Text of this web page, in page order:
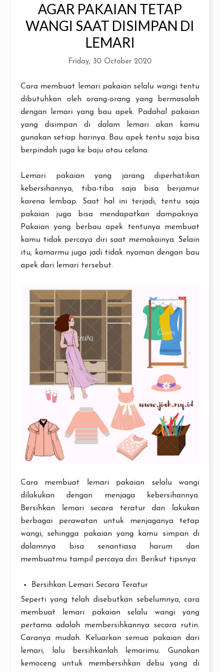
AGAR PAKAIAN TETAP
WANGI SAAT DISIMPAN DI
LEMARI
Friday, 30 October 2020
Cara membuat lemari pakaian selalu wangi tentu
dibutuhkan oleh orang-orang yang bermasalah
dengan lemari yang bau apek. Padahal pakaian
yang disimpan di dalam lemari akan kamu
gunakan setiap harinya. Bau apek tentu saja bisa
berpindah juga ke baju atau celana.
Lemari pakaian yang jarang diperhatikan
kebersihannya, tiba-tiba saja bisa berjamur
karena lembap. Saat hal ini terjadi, tentu saja
pakaian juga bisa mendapatkan dampaknya.
Pakaian yang berbau apek tentunya membuat
kamu tidak percaya diri saat memakainya. Selain
itu, kamarmu juga jadi tidak nyaman dengan bau
apek dari lemari tersebut.
Cara membuat lemari pakaian selalu wangi
dilakukan dengan menjaga kebersihannya.
Bersihkan lemari secara teratur dan lakukan
berbagai perawatan untuk menjaganya tetap
wangi, sehingga pakaian yang kamu simpan di
dalamnya bisa senantiasa harum dan
membuatmu tampil percaya diri. Berikut tipsnya:
Bersihkan Lemari Secara Teratur
Seperti yang telah disebutkan sebelumnya, cara
membuat lemari pakaian selalu wangi yang
pertama adalah membersihkannya secara rutin.
Caranya mudah. Keluarkan semua pakaian dari
lemari, lalu bersihkanlah lemarimu. Gunakan
kemoceng untuk membersihkan debu yang di